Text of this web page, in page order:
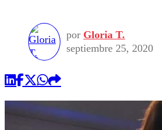
Universidad Católica
Universidad de Chile
Política
Sustentabilidad
Comercial
por Gloria T.
septiembre 25, 2020